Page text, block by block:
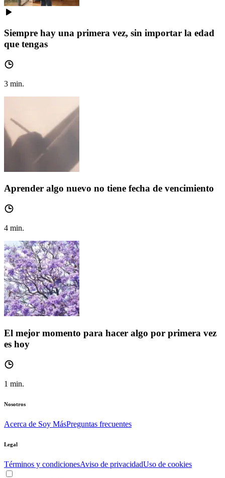
Siempre hay una primera vez, sin importar la edad
que tengas
3 min.
Aprender algo nuevo no tiene fecha de vencimiento
4 min.
El mejor momento para hacer algo por primera vez
es hoy
1 min.
Nosotros
Acerca de Soy MásPreguntas frecuentes
Legal
Términos y condicionesAviso de privacidadUso de cookies